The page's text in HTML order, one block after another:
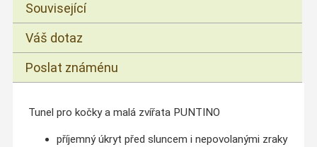
Související
Váš dotaz
Poslat známénu
Tunel pro kočky a malá zvířata PUNTINO
příjemný úkryt před sluncem i nepovolanými zraky